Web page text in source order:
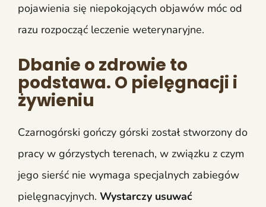
pojawienia się niepokojących objawów móc od
razu rozpocząć leczenie weterynaryjne.
Dbanie o zdrowie to
podstawa. O pielęgnacji i
żywieniu
Czarnogórski gończy górski został stworzony do
pracy w górzystych terenach, w związku z czym
jego sierść nie wymaga specjalnych zabiegów
pielęgnacyjnych. Wystarczy usuwać